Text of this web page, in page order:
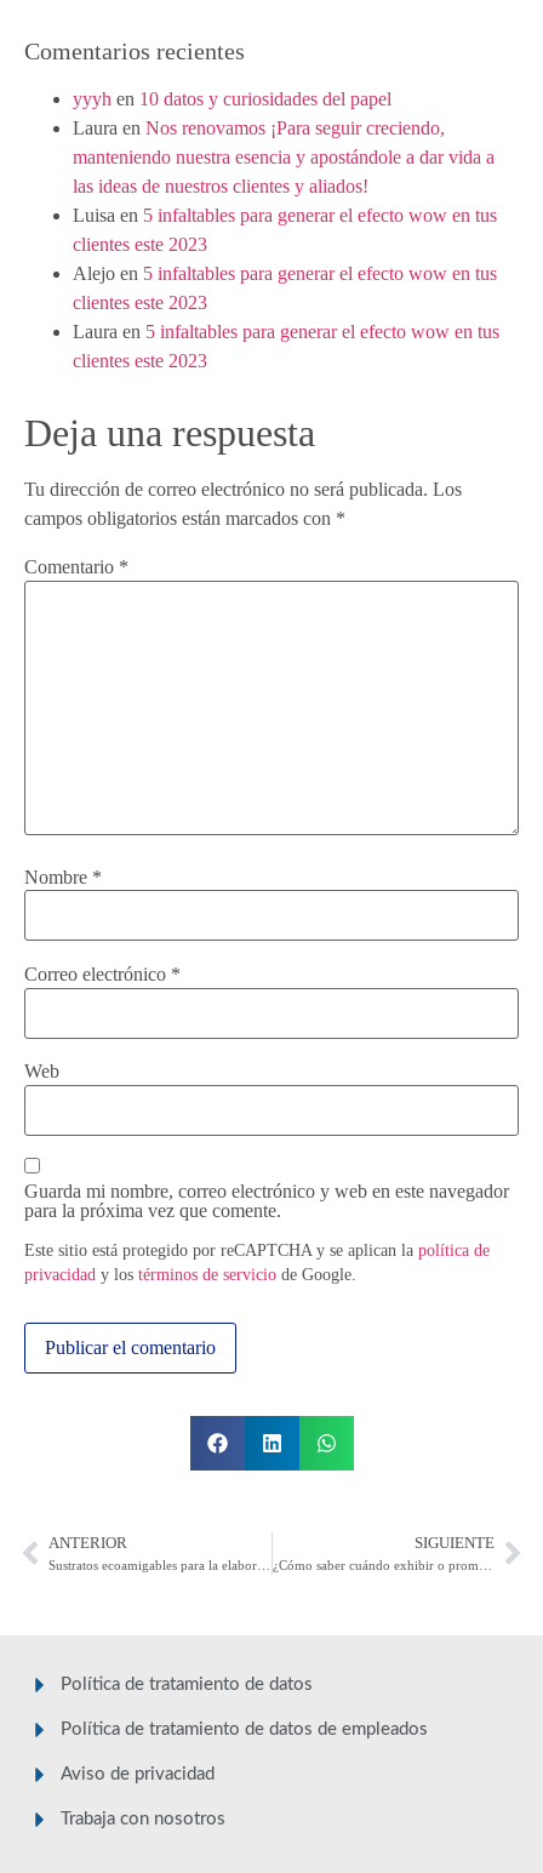
Comentarios recientes
yyyh en 10 datos y curiosidades del papel
Laura en Nos renovamos ¡Para seguir creciendo,
manteniendo nuestra esencia y apostándole a dar vida a
las ideas de nuestros clientes y aliados!
Luisa en 5 infaltables para generar el efecto wow en tus
clientes este 2023
Alejo en 5 infaltables para generar el efecto wow en tus
clientes este 2023
Laura en 5 infaltables para generar el efecto wow en tus
clientes este 2023
Deja una respuesta
Tu dirección de correo electrónico no será publicada. Los
campos obligatorios están marcados con *
Comentario *
Nombre *
Correo electrónico *
Web
Guarda mi nombre, correo electrónico y web en este navegador
para la próxima vez que comente.
Este sitio está protegido por reCAPTCHA y se aplican la política de
privacidad y los términos de servicio de Google.
ANTERIOR SIGUIENTE
Política de tratamiento de datos
Política de tratamiento de datos de empleados
Aviso de privacidad
Trabaja con nosotros